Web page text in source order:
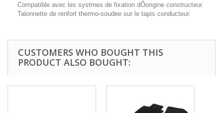
Compatible avec les systmes de fixation dÕorigine constructeur.
Talonnette de renfort thermo-soudee sur le tapis conducteur.
CUSTOMERS WHO BOUGHT THIS
PRODUCT ALSO BOUGHT: